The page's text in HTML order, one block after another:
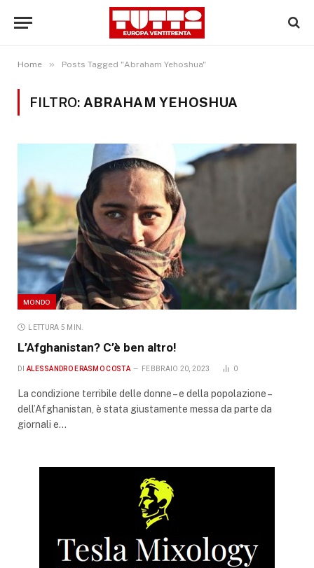
Home » Posts Tagged "Abraham Yehoshua"
FILTRO: ABRAHAM YEHOSHUA
MONDO
LETTURA 5 MIN.
L’Afghanistan? C’è ben altro!
DI ALESSANDRO ERASMO COSTA FEBBRAIO 20, 2023 0
La condizione terribile delle donne – e della popolazione –
dell’Afghanistan, è stata giustamente messa da parte da
giornali e…